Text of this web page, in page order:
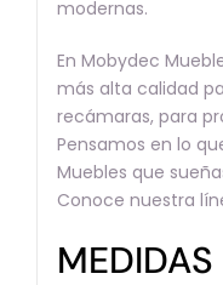
modernas.
En Mobydec
más alta calidad
recámaras, para
Pensamos en lo
Muebles que
Conoce nuestra
MEDIDAS